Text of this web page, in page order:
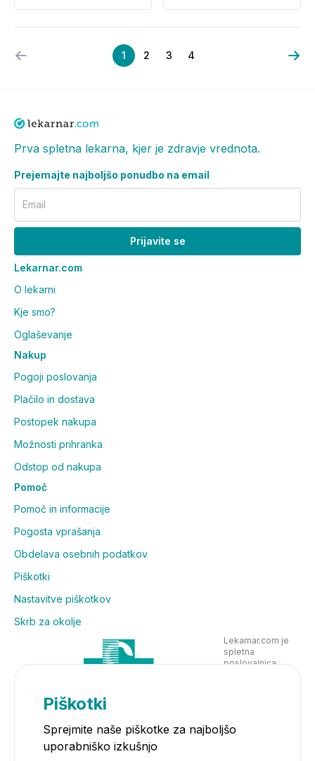
1 2 3 4
Prva spletna lekarna, kjer je zdravje vrednota.
Prejemajte najboljšo ponudbo na email
Email
Prijavite se
Lekarnar.com
O lekarni
Kje smo?
Oglaševanje
Nakup
Pogoji poslovanja
Plačilo in dostava
Postopek nakupa
Možnosti prihranka
Odstop od nakupa
Pomoč
Pomoč in informacije
Pogosta vprašanja
Obdelava osebnih podatkov
Piškotki
Nastavitve piškotkov
Skrb za okolje
Lekarnar.com je
spletna
poslovalnica
Piškotki
Sprejmite naše piškotke za najboljšo
uporabniško izkušnjo